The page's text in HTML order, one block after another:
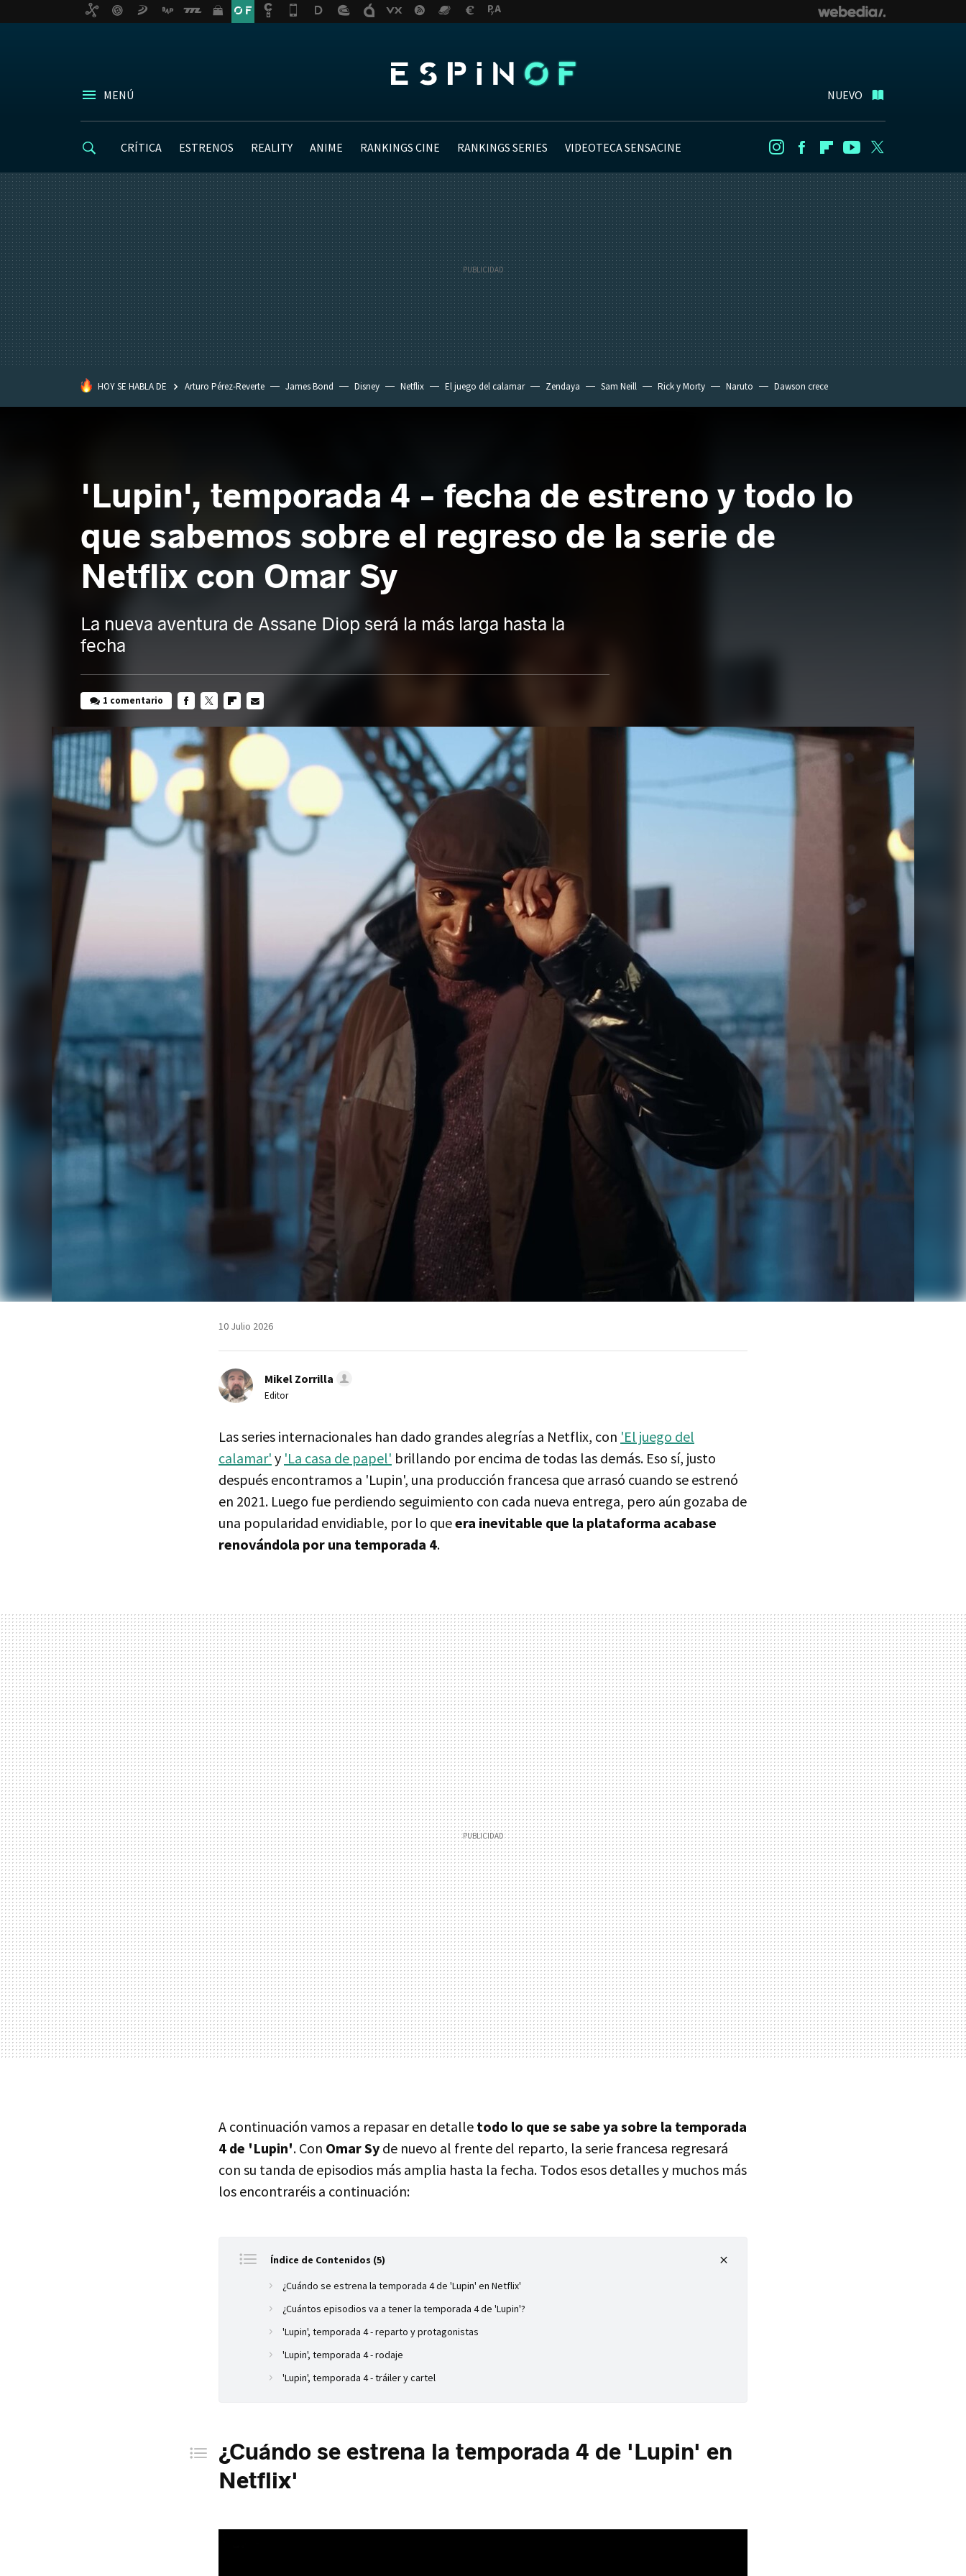
MENÚ NUEVO
CRÍTICA ESTRENOS REALITY ANIME RANKINGS CINE RANKINGS SERIES VIDEOTECA SENSACINE InstagramFacebookFlipboard
Youtube
HOY SE HABLA DE Arturo Pérez-Reverte James Bond Disney Netflix El juego del calamar Zendaya Sam Neill Rick y Morty Naruto Dawson crece
'Lupin', temporada 4 - fecha de estreno y todo lo
que sabemos sobre el regreso de la serie de
Netflix con Omar Sy
La nueva aventura de Assane Diop será la más larga hasta la
fecha
1 comentario
MAIL
10 Julio 2026
Mikel Zorrilla
Editor
Las series internacionales han dado grandes alegrías a Netflix, con 'El juego del
calamar' y 'La casa de papel' brillando por encima de todas las demás. Eso sí, justo
después encontramos a 'Lupin', una producción francesa que arrasó cuando se estrenó
en 2021. Luego fue perdiendo seguimiento con cada nueva entrega, pero aún gozaba de
una popularidad envidiable, por lo queera inevitable que la plataforma acabase
renovándola por una temporada 4.
A continuación vamos a repasar en detalle todo lo que se sabe ya sobre la temporada
4 de 'Lupin'. Con Omar Sy de nuevo al frente del reparto, la serie francesa regresará
con su tanda de episodios más amplia hasta la fecha. Todos esos detalles y muchos más
los encontraréis a continuación:
Índice de Contenidos (5)
¿Cuándo se estrena la temporada 4 de 'Lupin' en Netflix'
¿Cuántos episodios va a tener la temporada 4 de 'Lupin'?
'Lupin', temporada 4 - reparto y protagonistas
'Lupin', temporada 4 - rodaje
'Lupin', temporada 4 - tráiler y cartel
¿Cuándo se estrena la temporada 4 de 'Lupin' en
Netflix'